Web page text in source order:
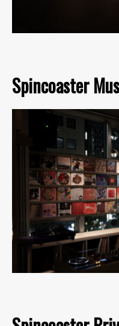
Spincoaster